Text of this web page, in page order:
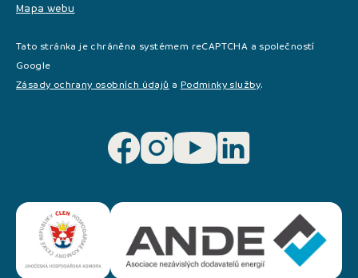
Mapa webu
Tato stránka je chráněna systémem reCAPTCHA a společností
Google
Zásady ochrany osobních údajů a Podminky služby.